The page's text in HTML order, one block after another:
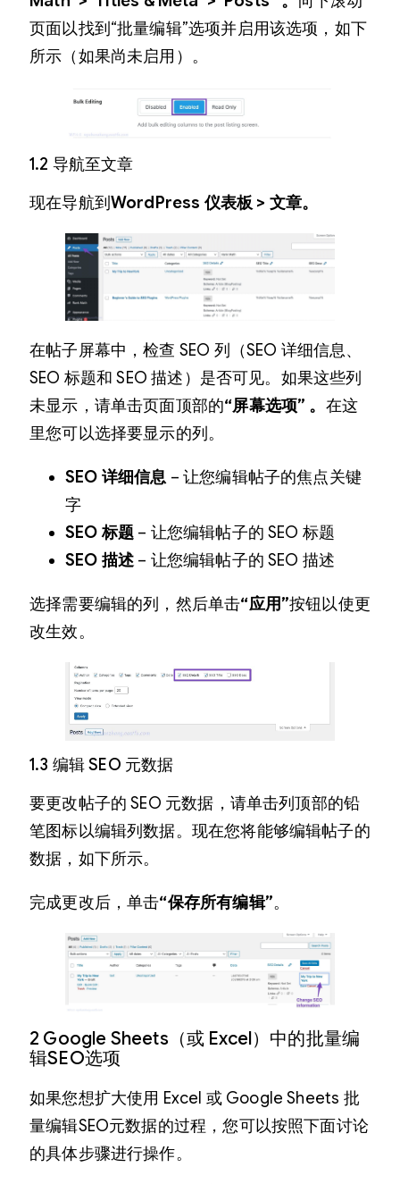
页面以找到“批量编辑”选项并启用该选项，如下
所示（如果尚未启用）。
1.2 导航至文章
现在导航到 WordPress 仪表板 > 文章。
在帖子屏幕中，检查 SEO 列（SEO 详细信息、
SEO 标题和 SEO 描述）是否可见。如果这些列
未显示，请单击页面顶部的“屏幕选项” 。 在这
里您可以选择要显示的列。
SEO 详细信息 – 让您编辑帖子的焦点关键
字
SEO 标题 – 让您编辑帖子的 SEO 标题
SEO 描述– 让您编辑帖子的 SEO 描述
选择需要编辑的列，然后单击“应用”按钮以使更
改生效。
1.3 编辑 SEO 元数据
要更改帖子的 SEO 元数据，请单击列顶部的铅
笔图标以编辑列数据。现在您将能够编辑帖子的
数据，如下所示。
完成更改后，单击“保存所有编辑”。
2 Google Sheets（或 Excel）中的批量编
辑SEO选项
如果您想扩大使用 Excel 或 Google Sheets 批
量编辑SEO元数据的过程，您可以按照下面讨论
的具体步骤进行操作。